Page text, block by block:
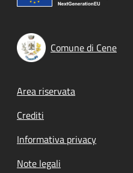
Comune di Cene
Footer menu
Area riservata
Crediti
Informativa privacy
Note legali